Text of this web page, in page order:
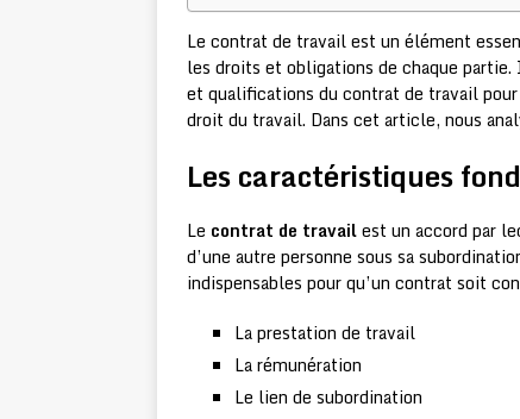
Le contrat de travail est un élément
les droits et obligations de chaque
et qualifications du contrat de travail
droit du travail. Dans cet article, nous
Les caractéristiques
Le contrat de travailest un accord par
d’une autre personne sous sa
indispensables pour qu’un contrat soit
La prestation de travail
La rémunération
Le lien de subordination